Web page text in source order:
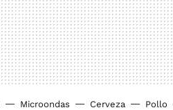
Microondas Cerveza Pollo